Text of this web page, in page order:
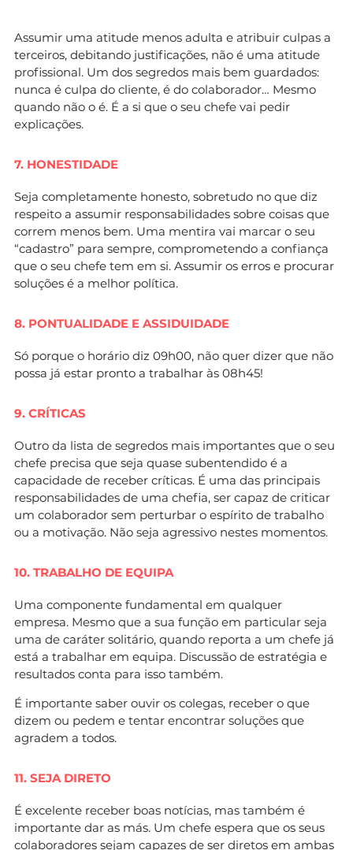
Assumir uma atitude menos adulta e atribuir culpas a
terceiros, debitando justificações, não é uma atitude
profissional. Um dos segredos mais bem guardados:
nunca é culpa do cliente, é do colaborador… Mesmo
quando não o é. É a si que o seu chefe vai pedir
explicações.
7. HONESTIDADE
Seja completamente honesto, sobretudo no que diz
respeito a assumir responsabilidades sobre coisas que
correm menos bem. Uma mentira vai marcar o seu
“cadastro” para sempre, comprometendo a confiança
que o seu chefe tem em si. Assumir os erros e procurar
soluções é a melhor política.
8. PONTUALIDADE E ASSIDUIDADE
Só porque o horário diz 09h00, não quer dizer que não
possa já estar pronto a trabalhar às 08h45!
9. CRÍTICAS
Outro da lista de segredos mais importantes que o seu
chefe precisa que seja quase subentendido é a
capacidade de receber críticas. É uma das principais
responsabilidades de uma chefia, ser capaz de criticar
um colaborador sem perturbar o espírito de trabalho
ou a motivação. Não seja agressivo nestes momentos.
10. TRABALHO DE EQUIPA
Uma componente fundamental em qualquer
empresa. Mesmo que a sua função em particular seja
uma de caráter solitário, quando reporta a um chefe já
está a trabalhar em equipa. Discussão de estratégia e
resultados conta para isso também.
É importante saber ouvir os colegas, receber o que
dizem ou pedem e tentar encontrar soluções que
agradem a todos.
11. SEJA DIRETO
É excelente receber boas notícias, mas também é
importante dar as más. Um chefe espera que os seus
colaboradores sejam capazes de ser diretos em ambas